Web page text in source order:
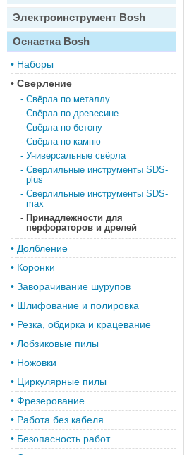
Электроинструмент Bosh
Оснастка Bosh
• Наборы
• Сверление
- Свёрла по металлу
- Свёрла по древесине
- Свёрла по бетону
- Свёрла по камню
- Универсальные свёрла
- Сверлильные инструменты SDS-
plus
- Сверлильные инструменты SDS-
max
- Принадлежности для
перфораторов и дрелей
• Долбление
• Коронки
• Заворачивание шурупов
• Шлифование и полировка
• Резка, обдирка и крацевание
• Лобзиковые пилы
• Ножовки
• Циркулярные пилы
• Фрезерование
• Работа без кабеля
• Безопасность работ